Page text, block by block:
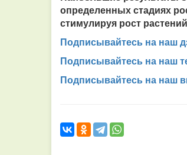
определенных стадиях
стимулируя рост
Подписывайтесь на наш
Подписывайтесь на наш
Подписывайтесь на наш